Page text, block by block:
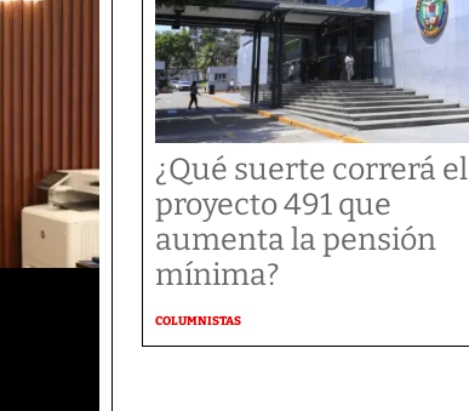
¿Qué suerte correrá el
proyecto 491 que
aumenta la pensión
mínima?
COLUMNISTAS